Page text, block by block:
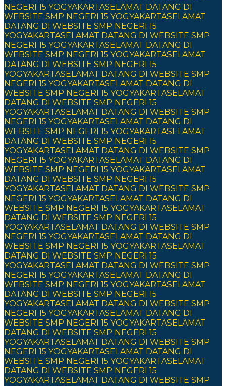
NEGERI 15 YOGYAKARTASELAMAT DATANG DI
WEBSITE SMP NEGERI 15 YOGYAKARTASELAMAT
DATANG DI WEBSITE SMP NEGERI 15
YOGYAKARTASELAMAT DATANG DI WEBSITE SMP
NEGERI 15 YOGYAKARTASELAMAT DATANG DI
WEBSITE SMP NEGERI 15 YOGYAKARTASELAMAT
DATANG DI WEBSITE SMP NEGERI 15
YOGYAKARTASELAMAT DATANG DI WEBSITE SMP
NEGERI 15 YOGYAKARTASELAMAT DATANG DI
WEBSITE SMP NEGERI 15 YOGYAKARTASELAMAT
DATANG DI WEBSITE SMP NEGERI 15
YOGYAKARTASELAMAT DATANG DI WEBSITE SMP
NEGERI 15 YOGYAKARTASELAMAT DATANG DI
WEBSITE SMP NEGERI 15 YOGYAKARTASELAMAT
DATANG DI WEBSITE SMP NEGERI 15
YOGYAKARTASELAMAT DATANG DI WEBSITE SMP
NEGERI 15 YOGYAKARTASELAMAT DATANG DI
WEBSITE SMP NEGERI 15 YOGYAKARTASELAMAT
DATANG DI WEBSITE SMP NEGERI 15
YOGYAKARTASELAMAT DATANG DI WEBSITE SMP
NEGERI 15 YOGYAKARTASELAMAT DATANG DI
WEBSITE SMP NEGERI 15 YOGYAKARTASELAMAT
DATANG DI WEBSITE SMP NEGERI 15
YOGYAKARTASELAMAT DATANG DI WEBSITE SMP
NEGERI 15 YOGYAKARTASELAMAT DATANG DI
WEBSITE SMP NEGERI 15 YOGYAKARTASELAMAT
DATANG DI WEBSITE SMP NEGERI 15
YOGYAKARTASELAMAT DATANG DI WEBSITE SMP
NEGERI 15 YOGYAKARTASELAMAT DATANG DI
WEBSITE SMP NEGERI 15 YOGYAKARTASELAMAT
DATANG DI WEBSITE SMP NEGERI 15
YOGYAKARTASELAMAT DATANG DI WEBSITE SMP
NEGERI 15 YOGYAKARTASELAMAT DATANG DI
WEBSITE SMP NEGERI 15 YOGYAKARTASELAMAT
DATANG DI WEBSITE SMP NEGERI 15
YOGYAKARTASELAMAT DATANG DI WEBSITE SMP
NEGERI 15 YOGYAKARTASELAMAT DATANG DI
WEBSITE SMP NEGERI 15 YOGYAKARTASELAMAT
DATANG DI WEBSITE SMP NEGERI 15
YOGYAKARTASELAMAT DATANG DI WEBSITE SMP